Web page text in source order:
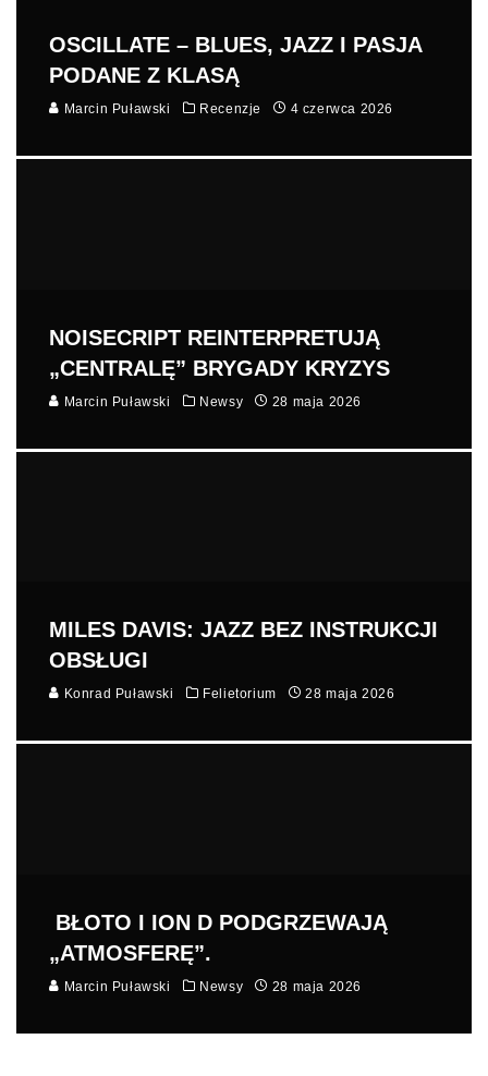
OSCILLATE – BLUES, JAZZ I PASJA
PODANE Z KLASĄ
Marcin Puławski Recenzje 4 czerwca 2026
NOISECRIPT REINTERPRETUJĄ
„CENTRALĘ” BRYGADY KRYZYS
Marcin Puławski Newsy 28 maja 2026
MILES DAVIS: JAZZ BEZ INSTRUKCJI
OBSŁUGI
Konrad Puławski Felietorium 28 maja 2026
BŁOTO I ION D PODGRZEWAJĄ
„ATMOSFERĘ”.
Marcin Puławski Newsy 28 maja 2026